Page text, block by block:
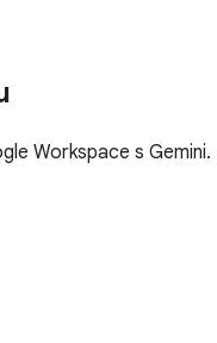
Workspace s Gemini.